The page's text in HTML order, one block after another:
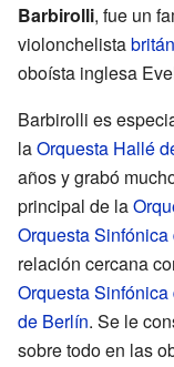
Barbirolli, fue un
violonchelista
oboísta inglesa
Barbirolli es
laOrquesta Hallé
años y grabó
principal de la
Orquesta Sinfónica
relación cercana
Orquesta
de Berlín. Se le
sobre todo en las